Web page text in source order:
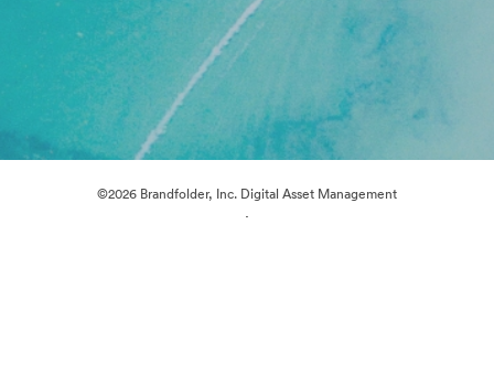
©2026 Brandfolder, Inc. Digital Asset Management
·